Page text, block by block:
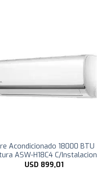
Acondicionado 18000 BTU
ASW-H18C4 C/Instalacion
USD 899,01